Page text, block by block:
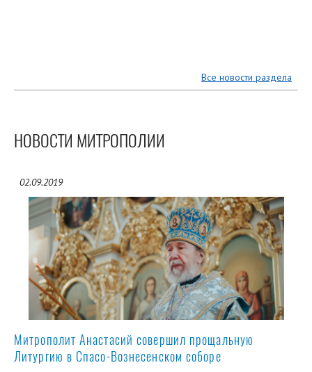
Все новости раздела
НОВОСТИ МИТРОПОЛИИ
02.09.2019
Митрополит Анастасий совершил прощальную
Литургию в Спасо-Вознесенском соборе